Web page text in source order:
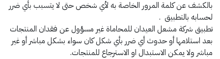
بالكشف عن كلمة المرور الخاصة به لأي شخص حتى لا يتسبب بأي ضرر
لحسابه بالتطبيق .
تطبيق شركة مشعل العيدان للمحاماة غير مسؤول عن فقدان المنتجات
بعد استلامها أو حدوث أي ضرر بأي شكل كان سواء بشكل مباشر أو غير
مباشر ولا يمكن الاستبدال او الاسترجاع للمنتجات.